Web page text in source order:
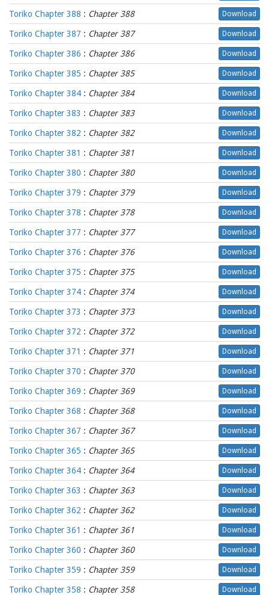
Toriko Chapter 388 : Chapter 388 Download
Toriko Chapter 387 : Chapter 387 Download
Toriko Chapter 386 : Chapter 386 Download
Toriko Chapter 385 : Chapter 385 Download
Toriko Chapter 384 : Chapter 384 Download
Toriko Chapter 383 : Chapter 383 Download
Toriko Chapter 382 : Chapter 382 Download
Toriko Chapter 381 : Chapter 381 Download
Toriko Chapter 380 : Chapter 380 Download
Toriko Chapter 379 : Chapter 379 Download
Toriko Chapter 378 : Chapter 378 Download
Toriko Chapter 377 : Chapter 377 Download
Toriko Chapter 376 : Chapter 376 Download
Toriko Chapter 375 : Chapter 375 Download
Toriko Chapter 374 : Chapter 374 Download
Toriko Chapter 373 : Chapter 373 Download
Toriko Chapter 372 : Chapter 372 Download
Toriko Chapter 371 : Chapter 371 Download
Toriko Chapter 370 : Chapter 370 Download
Toriko Chapter 369 : Chapter 369 Download
Toriko Chapter 368 : Chapter 368 Download
Toriko Chapter 367 : Chapter 367 Download
Toriko Chapter 365 : Chapter 365 Download
Toriko Chapter 364 : Chapter 364 Download
Toriko Chapter 363 : Chapter 363 Download
Toriko Chapter 362 : Chapter 362 Download
Toriko Chapter 361 : Chapter 361 Download
Toriko Chapter 360 : Chapter 360 Download
Toriko Chapter 359 : Chapter 359 Download
Toriko Chapter 358 : Chapter 358 Download